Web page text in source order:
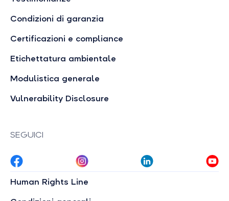
Condizioni di garanzia
Certificazioni e compliance
Etichettatura ambientale
Modulistica generale
Vulnerability Disclosure
SEGUICI
Human Rights Line